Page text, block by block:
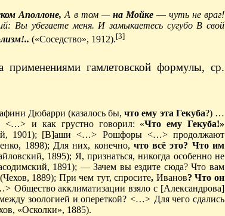
Аполлоне,А в том —на Мойке — чуть не враг!
Вы убегаете меня. И замыкаетесь сугубо В свой
(«Соседство», 1912).[3]
применениями гамлетовской формулы, ср.
Дюбарри (казалось бы,что ему эта Гекуба?) …
<…>и как грустно говорил: «Что ему Гекуба!»
1901); [В]аши <…> Рошфоры <…>продолжают
1898); Для них, конечно, что всё это? Что им
1895); Я, признаться, никогда особенно не
1891); — Зачем вы ездите сюда? Что вам
(Чехов, 1889); При чем тут, спросите, Иванов? Что он
Общество акклиматизации взяло с [Александрова]
зоологией и опереткой? <…> Для чего сдались
«Осколки», 1885).